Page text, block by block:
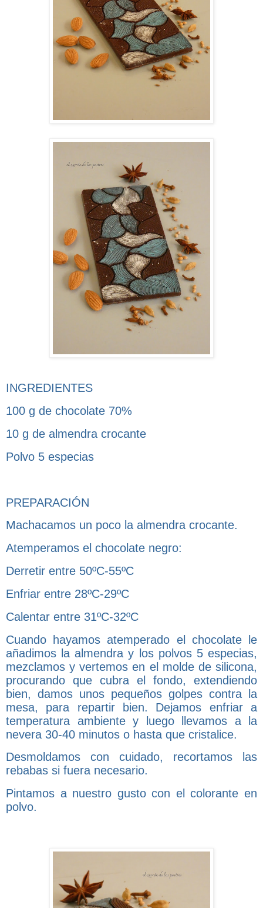
INGREDIENTES
100 g de chocolate 70%
10 g de almendra crocante
Polvo 5 especias
PREPARACIÓN
Machacamos un poco la almendra crocante.
Atemperamos el chocolate negro:
Derretir entre 50ºC-55ºC
Enfriar entre 28ºC-29ºC
Calentar entre 31ºC-32ºC
Cuando hayamos atemperado el chocolate le
añadimos la almendra y los polvos 5 especias,
mezclamos y vertemos en el molde de silicona,
procurando que cubra el fondo, extendiendo
bien, damos unos pequeños golpes contra la
mesa, para repartir bien. Dejamos enfriar a
temperatura ambiente y luego llevamos a la
nevera 30-40 minutos o hasta que cristalice.
Desmoldamos con cuidado, recortamos las
rebabas si fuera necesario.
Pintamos a nuestro gusto con el colorante en
polvo.